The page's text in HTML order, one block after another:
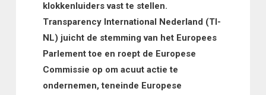
klokkenluiders vast te stellen.
Transparency International Nederland (TI-
NL) juicht de stemming van het Europees
Parlement toe en roept de Europese
Commissie op om acuut actie te
ondernemen, teneinde Europese